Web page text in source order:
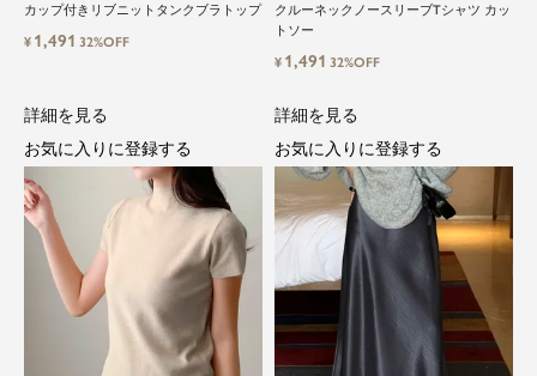
カップ付きリブニットタンクブラトップ
¥ 1,491 32%OFF
クルーネックノースリーブTシャツ カッ
トソー
¥ 1,491 32%OFF
詳細を見る
お気に入りに登録する
詳細を見る
お気に入りに登録する